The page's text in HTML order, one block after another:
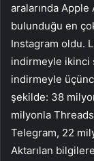
aralarında
bulunduğu en
Instagram oldu.
indirmeyle ikinci
indirmeyle
şekilde: 38
milyonla
Telegram, 22
Aktarılan